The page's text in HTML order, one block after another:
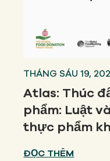
THÁNG SÁU 19,
Atlas: Thúc
phẩm: Luật
thực phẩm
ĐỌC THÊM